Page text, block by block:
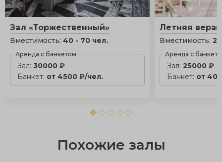
Зал «Торжественный»
Вместимость: 40 - 70 чел.
Аренда с банкетом
Зал: 30000 ₽
Банкет: от 4500 ₽/чел.
Летняя
Вместимость:
Аренда с
Зал:25000 ₽
Банкет: от
Похожие залы